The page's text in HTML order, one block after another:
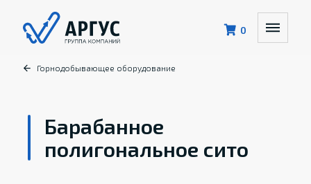
0
Горнодобывающее оборудование
Барабанное
полигональное сито